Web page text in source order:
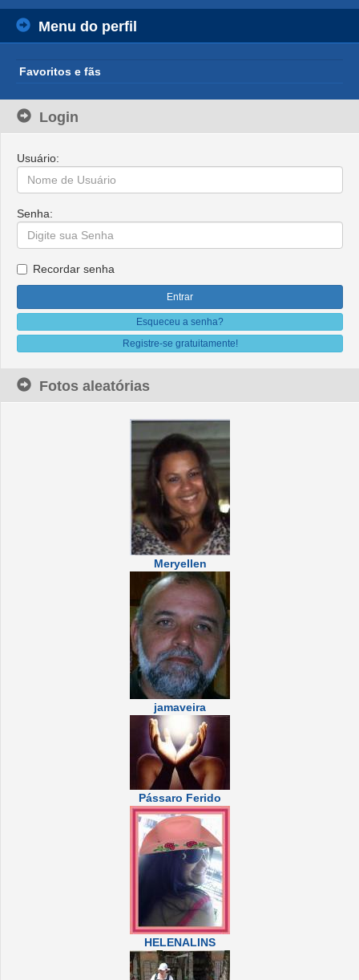
Menu do perfil
Favoritos e fãs
Login
Usuário:
Senha:
Recordar senha
Esqueceu a senha?
Registre-se gratuitamente!
Fotos aleatórias
Meryellen
jamaveira
Pássaro Ferido
HELENALINS